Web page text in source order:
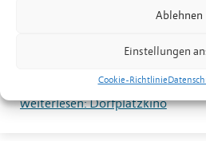
Ablehnen
Einstellungen
Cookie-Richtlinie
Dorfplatzkino
weiterlesen: Dorfplatzkino